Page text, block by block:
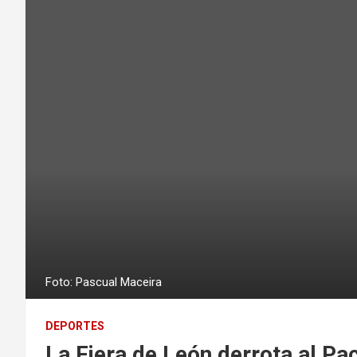
Foto: Pascual Maceira
DEPORTES